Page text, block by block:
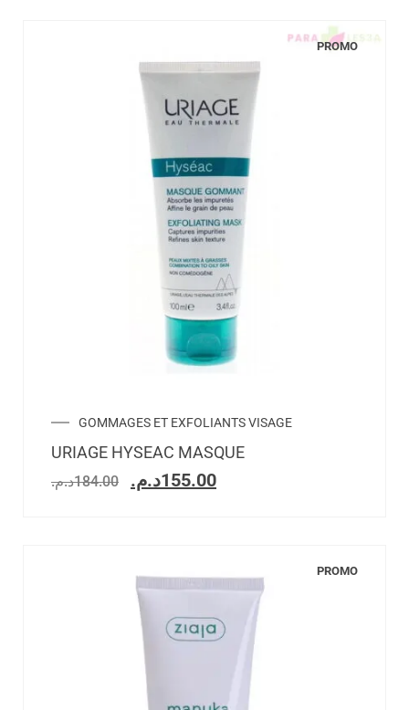
PROMO
GOMMAGES ET EXFOLIANTS VISAGE
URIAGE HYSEAC MASQUE
184.00د.م. 155.00د.م.
PROMO